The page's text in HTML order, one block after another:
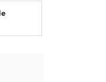
Burç